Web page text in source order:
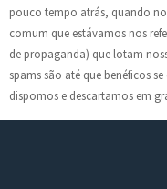
pouco tempo atrás, quando
comum que estávamos nos
de propaganda) que lotam
spams são até que benéficos
dispomos e descartamos em